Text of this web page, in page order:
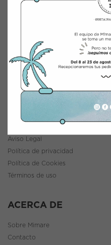
Polígono Industrial Saprelorca, B/
30817 Lorca (Murcia), España
www.mimarenaturalcosmetics.com
Teléfono:968 47 60 59
Aviso Legal
Política de privacidad
Política de Cookies
Términos de uso
ACERCA DE
Sobre Mimare
Contacto